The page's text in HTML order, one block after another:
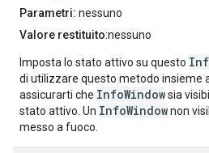
Parametri: nessuno
Valore restituito:nessuno
Imposta lo stato attivo su questo
di utilizzare questo metodo insieme
assicurarti che InfoWindowsia
stato attivo. Un InfoWindownon
messo a fuoco.